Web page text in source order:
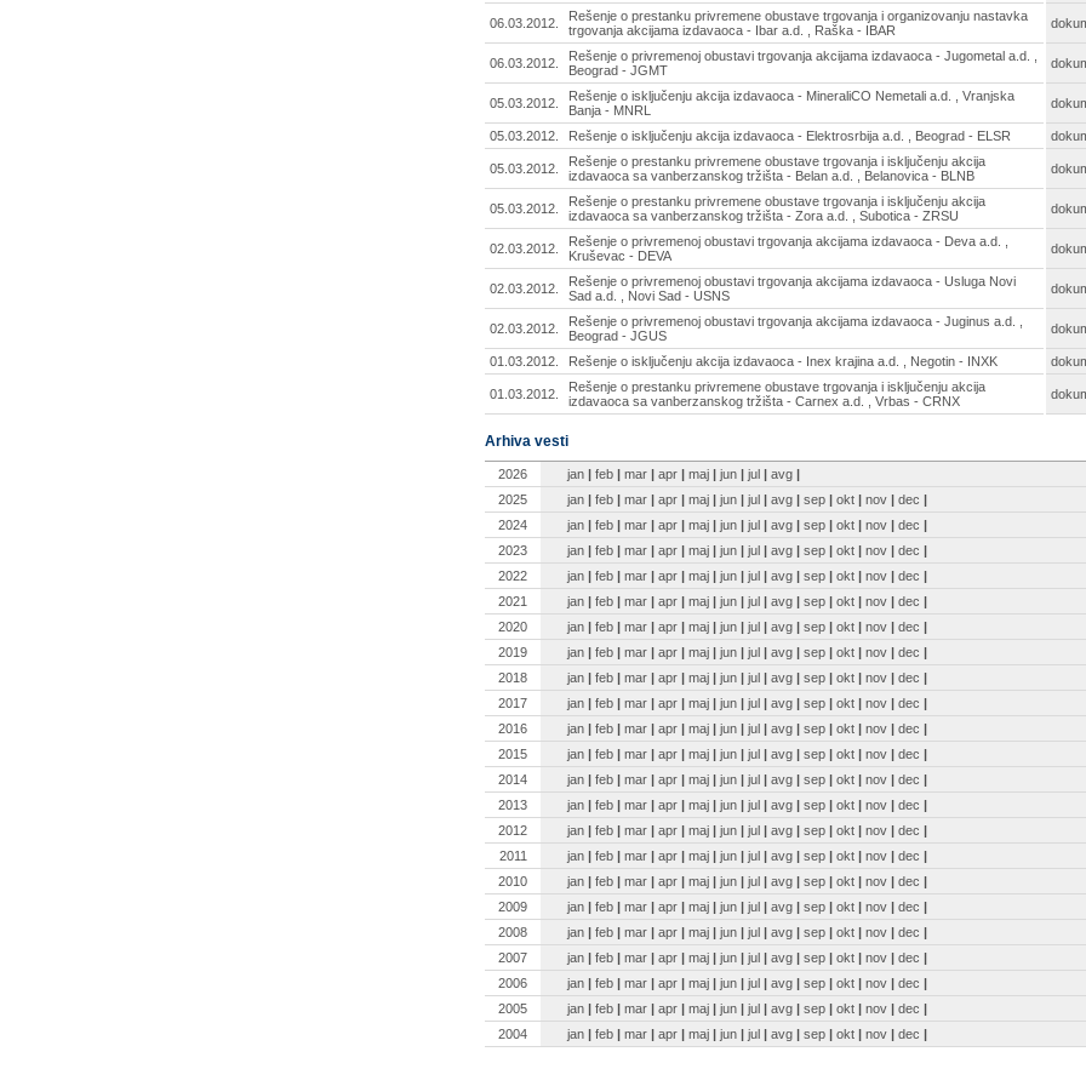
06.03.2012.
Rešenje o prestanku privremene obustave trgovanja i organizovanju nastavka
trgovanja akcijama izdavaoca - Ibar a.d. , Raška - IBAR
06.03.2012.
Rešenje o privremenoj obustavi trgovanja akcijama izdavaoca - Jugometal a.d. ,
Beograd - JGMT
05.03.2012.
Rešenje o isključenju akcija izdavaoca - MineraliCO Nemetali a.d. , Vranjska
Banja - MNRL
05.03.2012. Rešenje o isključenju akcija izdavaoca - Elektrosrbija a.d. , Beograd - ELSR
05.03.2012.
Rešenje o prestanku privremene obustave trgovanja i isključenju akcija
izdavaoca sa vanberzanskog tržišta - Belan a.d. , Belanovica - BLNB
05.03.2012.
Rešenje o prestanku privremene obustave trgovanja i isključenju akcija
izdavaoca sa vanberzanskog tržišta - Zora a.d. , Subotica - ZRSU
02.03.2012.
Rešenje o privremenoj obustavi trgovanja akcijama izdavaoca - Deva a.d. ,
Kruševac - DEVA
02.03.2012.
Rešenje o privremenoj obustavi trgovanja akcijama izdavaoca - Usluga Novi
Sad a.d. , Novi Sad - USNS
02.03.2012.
Rešenje o privremenoj obustavi trgovanja akcijama izdavaoca - Juginus a.d. ,
Beograd - JGUS
01.03.2012. Rešenje o isključenju akcija izdavaoca - Inex krajina a.d. , Negotin - INXK
01.03.2012.
Rešenje o prestanku privremene obustave trgovanja i isključenju akcija
izdavaoca sa vanberzanskog tržišta - Carnex a.d. , Vrbas - CRNX
Arhiva vesti
2026 jan | feb | mar | apr | maj | jun | jul | avg |
2025
jan | feb | mar | apr | maj | jun | jul | avg | sep | okt | nov | dec |
2024
jan | feb | mar | apr | maj | jun | jul | avg | sep | okt | nov | dec |
2023
jan | feb | mar | apr | maj | jun | jul | avg | sep | okt | nov | dec |
2022
jan | feb | mar | apr | maj | jun | jul | avg | sep | okt | nov | dec |
2021
jan | feb | mar | apr | maj | jun | jul | avg | sep | okt | nov | dec |
2020
jan | feb | mar | apr | maj | jun | jul | avg | sep | okt | nov | dec |
2019
jan | feb | mar | apr | maj | jun | jul | avg | sep | okt | nov | dec |
2018
jan | feb | mar | apr | maj | jun | jul | avg | sep | okt | nov | dec |
2017
jan | feb | mar | apr | maj | jun | jul | avg | sep | okt | nov | dec |
2016
jan | feb | mar | apr | maj | jun | jul | avg | sep | okt | nov | dec |
2015
jan | feb | mar | apr | maj | jun | jul | avg | sep | okt | nov | dec |
2014
jan | feb | mar | apr | maj | jun | jul | avg | sep | okt | nov | dec |
2013
jan | feb | mar | apr | maj | jun | jul | avg | sep | okt | nov | dec |
2012
jan | feb | mar | apr | maj | jun | jul | avg | sep | okt | nov | dec |
2011
jan | feb | mar | apr | maj | jun | jul | avg | sep | okt | nov | dec |
2010
jan | feb | mar | apr | maj | jun | jul | avg | sep | okt | nov | dec |
2009
jan | feb | mar | apr | maj | jun | jul | avg | sep | okt | nov | dec |
2008
jan | feb | mar | apr | maj | jun | jul | avg | sep | okt | nov | dec |
2007
jan | feb | mar | apr | maj | jun | jul | avg | sep | okt | nov | dec |
2006
jan | feb | mar | apr | maj | jun | jul | avg | sep | okt | nov | dec |
2005
jan | feb | mar | apr | maj | jun | jul | avg | sep | okt | nov | dec |
2004
jan | feb | mar | apr | maj | jun | jul | avg | sep | okt | nov | dec |